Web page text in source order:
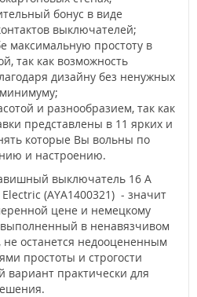
бонус в виде
выключателей;
максимальную простоту в
так как возможность
дизайну без ненужных
и разнообразием, так как
представлены в 11 ярких и
которые Вы вольны по
и настроению.
выключатель 16 А
(AYA1400321) - значит
цене и немецкому
в ненавязчивом
останется недооцененным
простоты и строгости
практически для